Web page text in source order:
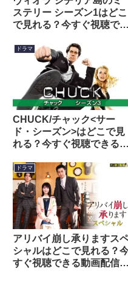
ステリー シーズン1はどこ
で見れる？今すぐ視聴でき
介！
ドラマ
CHUCK/チャック<サー
ド・シーズン>はどこで見
れる？今すぐ視聴できる動
ドラマ
アリバイ崩し承りますス
シャルはどこで見れる？
すぐ視聴できる動画配信サ